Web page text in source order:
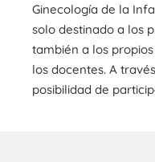
Ginecología de la
solo destinado a los
también a los
los docentes. A
posibilidad de